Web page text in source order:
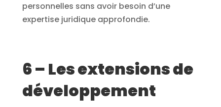
personnelles sans avoir besoin d’une
expertise juridique approfondie.
6 – Les extensions de
développement